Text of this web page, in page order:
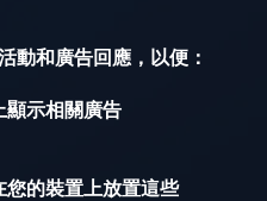
動和廣告回應，以便：
顯示相關廣告
的裝置上放置這些